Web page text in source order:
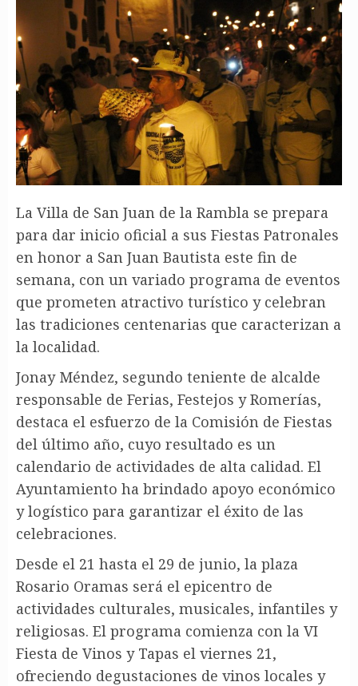
La Villa de San Juan de la Rambla se prepara
para dar inicio oficial a sus Fiestas Patronales
en honor a San Juan Bautista este fin de
semana, con un variado programa de eventos
que prometen atractivo turístico y celebran
las tradiciones centenarias que caracterizan a
la localidad.
Jonay Méndez, segundo teniente de alcalde
responsable de Ferias, Festejos y Romerías,
destaca el esfuerzo de la Comisión de Fiestas
del último año, cuyo resultado es un
calendario de actividades de alta calidad. El
Ayuntamiento ha brindado apoyo económico
y logístico para garantizar el éxito de las
celebraciones.
Desde el 21 hasta el 29 de junio, la plaza
Rosario Oramas será el epicentro de
actividades culturales, musicales, infantiles y
religiosas. El programa comienza con la VI
Fiesta de Vinos y Tapas el viernes 21,
ofreciendo degustaciones de vinos locales y